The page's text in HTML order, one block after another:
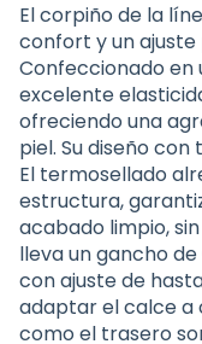
El corpiño de la
confort y un ajuste
Confeccionado en
excelente
ofreciendo una
piel. Su diseño
El termosellado
estructura,
acabado limpio,
lleva un gancho
con ajuste de
adaptar el calce a
como el trasero